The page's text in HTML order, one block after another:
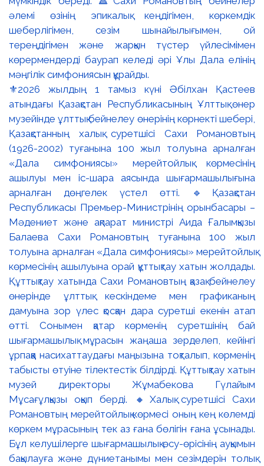
⚜️2026 жылдың 1 тамыз күні Әбілхан Қастеев
атындағы Қазақстан Республикасының Ұлттық өнер
музейінде ұлттық бейнелеу өнерінің көрнекті шебері,
Қазақстанның халық суретшісі Сахи Романовтың
(1926-2002) туғанына 100 жыл толуына арналған
«Дала симфониясы» мерейтойлық көрмесінің
ашылуы мен іс-шара аясында шығармашылығына
арналған дөңгелек үстел өтті. 🔹Қазақстан
Республикасы Премьер-Министрінің орынбасары –
Мәдениет және ақпарат министрі Аида Ғалымқызы
Балаева Сахи Романовтың туғанына 100 жыл
толуына арналған «Дала симфониясы» мерейтойлық
көрмесінің ашылуына орай құттықтау хатын жолдады.
Құттықтау хатында Сахи Романовтың қазақ бейнелеу
өнерінде ұлттық кескіндеме мен графиканың
дамуына зор үлес қосқан дара суретші екенін атап
өтті. Сонымен қатар көрменің суретшінің бай
шығармашылық мұрасын жаңаша зерделеп, кейінгі
ұрпаққа насихаттаудағы маңызына тоқталып, көрменің
табысты өтуіне тілектестік білдірді. Құттықтау хатын
музей директоры Жұмабекова Гүлайым
Мұсағұлқызы оқып берді. 🔸Халық суретшісі Сахи
Романовтың мерейтойлық көрмесі оның кең көлемді
көркем мұрасының тек аз ғана бөлігін ғана ұсынады.
Бұл келушілерге шығармашылық өсу-өрісінің ауқымын
бақылауға және дүниетанымы мен сезімдерін толық